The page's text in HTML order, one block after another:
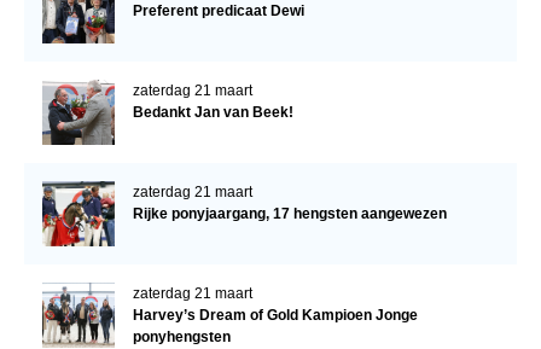
Preferent predicaat Dewi
zaterdag 21 maart
Bedankt Jan van Beek!
zaterdag 21 maart
Rijke ponyjaargang, 17 hengsten aangewezen
zaterdag 21 maart
Harvey’s Dream of Gold Kampioen Jonge
ponyhengsten